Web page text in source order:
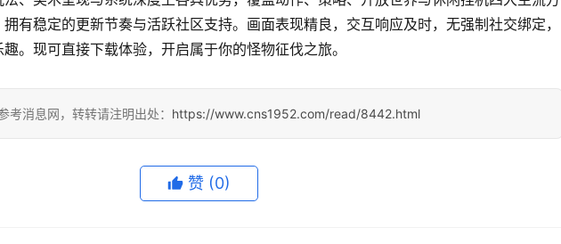
有稳定的更新节奏与活跃社区支持。画面表现精良，交互响应及时，无强制社交绑定，
。现可直接下载体验，开启属于你的怪物征伐之旅。
消息网，转转请注明出处： https://www.cns1952.com/read/8442.html
赞 (0)